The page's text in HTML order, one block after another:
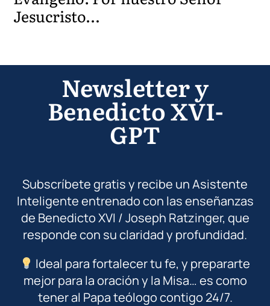
Jesucristo…
Newsletter y
Benedicto XVI-
GPT
Subscríbete gratis y recibe un Asistente
Inteligente entrenado con las enseñanzas
de Benedicto XVI / Joseph Ratzinger, que
responde con su claridad y profundidad.
Ideal para fortalecer tu fe, y prepararte
mejor para la oración y la Misa… es como
tener al Papa teólogo contigo 24/7.